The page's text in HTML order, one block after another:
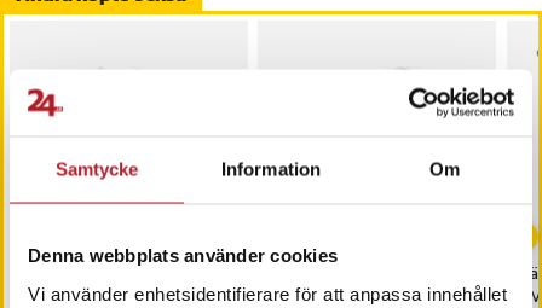
Samtycke Information Om
Denna webbplats använder cookies
Vi använder enhetsidentifierare för att anpassa innehållet
Däcktryckssensor till
BMW X6
batterier 24-pack